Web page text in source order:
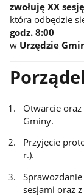
zwołuję XX
która odbędzie
godz. 8:00
w Urzędzie
Otwarcie
Gminy.
Przyjęcie
r.).
sesjami oraz